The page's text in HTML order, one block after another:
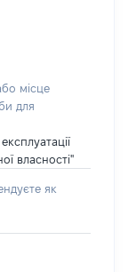
місце
для
власності"
як